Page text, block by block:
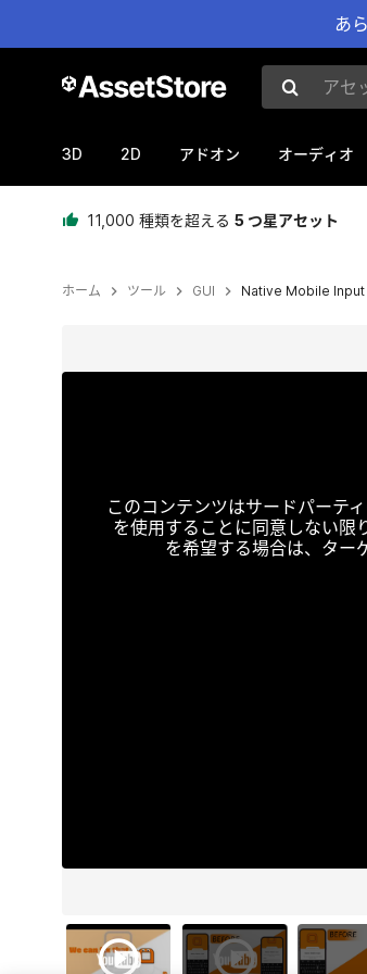
あ
アセットの
3D 2D アドオン オーディオ
11,000 種類を超える 5 つ星アセット
ホーム ツール GUI Native Mobile Input
このコンテンツはサードパーテ
を使用することに同意しない限
を希望する場合は、ター